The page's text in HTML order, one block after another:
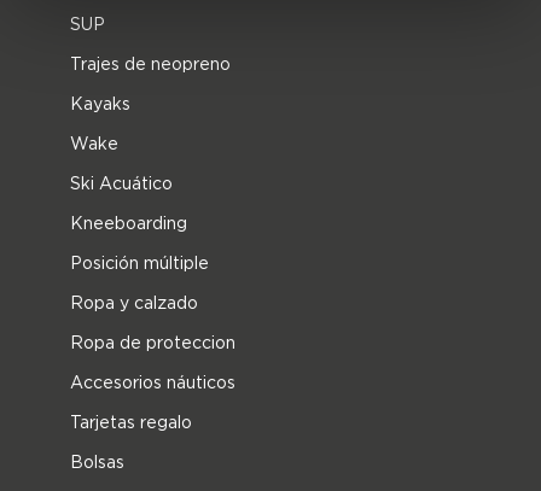
SUP
Trajes de neopreno
Kayaks
Wake
Ski Acuático
Kneeboarding
Posición múltiple
Ropa y calzado
Ropa de proteccion
Accesorios náuticos
Tarjetas regalo
Bolsas